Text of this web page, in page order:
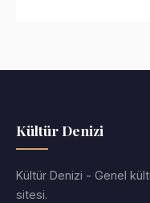
Kültür Denizi
Kültür Denizi - Genel
sitesi.